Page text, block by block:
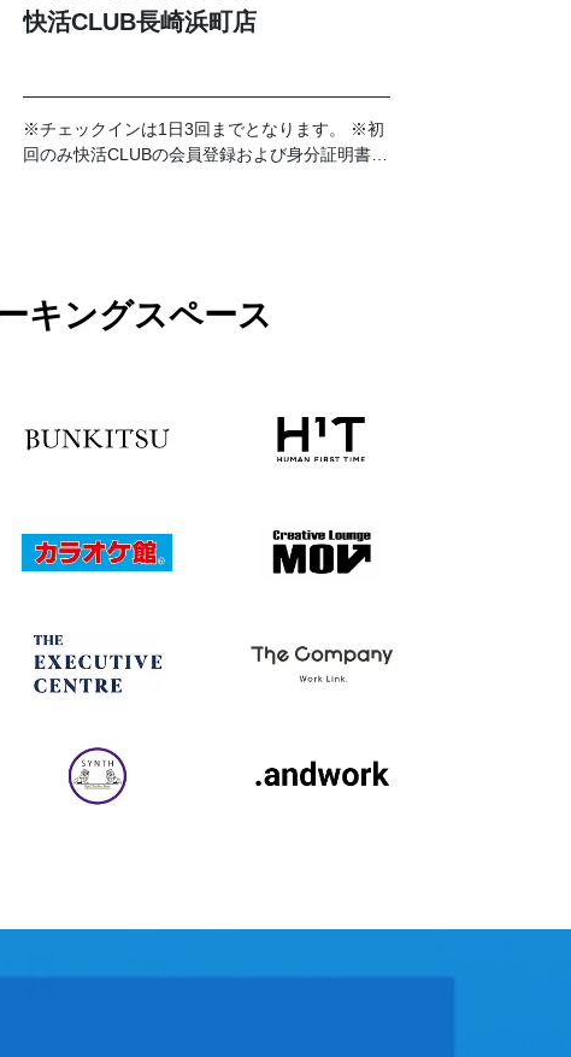
快活CLUB長崎浜町店
※チェックインは1日3回までとなります。 ※初
回のみ快活CLUBの会員登録および身分証明書の
キングスペース